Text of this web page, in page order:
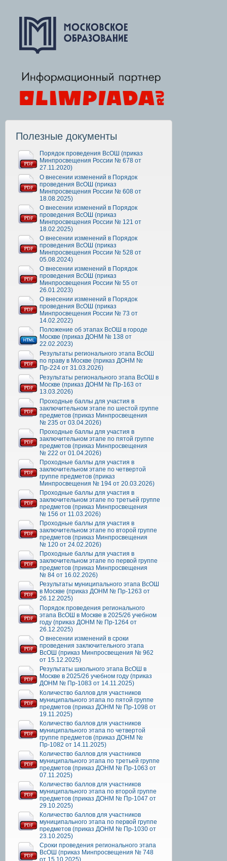
Полезные документы
Порядок проведения ВсОШ (приказ
Минпросвещения России № 678 от
27.11.2020)
О внесении изменений в Порядок
проведения ВсОШ (приказ
Минпросвещения России № 608 от
18.08.2025)
О внесении изменений в Порядок
проведения ВсОШ (приказ
Минпросвещения России № 121 от
18.02.2025)
О внесении изменений в Порядок
проведения ВсОШ (приказ
Минпросвещения России № 528 от
05.08.2024)
О внесении изменений в Порядок
проведения ВсОШ (приказ
Минпросвещения России № 55 от
26.01.2023)
О внесении изменений в Порядок
проведения ВсОШ (приказ
Минпросвещения России № 73 от
14.02.2022)
Положение об этапах ВсОШ в городе
Москве (приказ ДОНМ № 138 от
22.02.2023)
Результаты регионального этапа ВсОШ
по праву в Москве (приказ ДОНМ №
Пр-224 от 31.03.2026)
Результаты регионального этапа ВсОШ в
Москве (приказ ДОНМ № Пр-163 от
13.03.2026)
Проходные баллы для участия в
заключительном этапе по шестой группе
предметов (приказ Минпросвещения
№ 235 от 03.04.2026)
Проходные баллы для участия в
заключительном этапе по пятой группе
предметов (приказ Минпросвещения
№ 222 от 01.04.2026)
Проходные баллы для участия в
заключительном этапе по четвертой
группе предметов (приказ
Минпросвещения № 194 от 20.03.2026)
Проходные баллы для участия в
заключительном этапе по третьей группе
предметов (приказ Минпросвещения
№ 156 от 11.03.2026)
Проходные баллы для участия в
заключительном этапе по второй группе
предметов (приказ Минпросвещения
№ 120 от 24.02.2026)
Проходные баллы для участия в
заключительном этапе по первой группе
предметов (приказ Минпросвещения
№ 84 от 16.02.2026)
Результаты муниципального этапа ВсОШ
в Москве (приказ ДОНМ № Пр-1263 от
26.12.2025)
Порядок проведения регионального
этапа ВсОШ в Москве в 2025/26 учебном
году (приказ ДОНМ № Пр-1264 от
26.12.2025)
О внесении изменений в сроки
проведения заключительного этапа
ВсОШ (приказ Минпросвещения № 962
от 15.12.2025)
Результаты школьного этапа ВсОШ в
Москве в 2025/26 учебном году (приказ
ДОНМ № Пр-1083 от 14.11.2025)
Количество баллов для участников
муниципального этапа по пятой группе
предметов (приказ ДОНМ № Пр-1098 от
19.11.2025)
Количество баллов для участников
муниципального этапа по четвертой
группе предметов (приказ ДОНМ №
Пр-1082 от 14.11.2025)
Количество баллов для участников
муниципального этапа по третьей группе
предметов (приказ ДОНМ № Пр-1063 от
07.11.2025)
Количество баллов для участников
муниципального этапа по второй группе
предметов (приказ ДОНМ № Пр-1047 от
29.10.2025)
Количество баллов для участников
муниципального этапа по первой группе
предметов (приказ ДОНМ № Пр-1030 от
23.10.2025)
Сроки проведения регионального этапа
ВсОШ (приказ Минпросвещения № 748
от 15.10.2025)